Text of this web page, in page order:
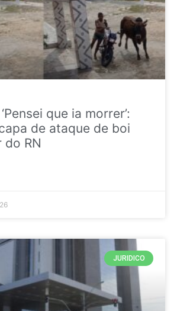
que ia morrer’:
de ataque de boi
do RN
JURIDICO